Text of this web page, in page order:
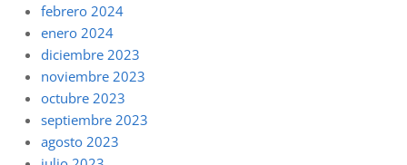
febrero 2024
enero 2024
diciembre 2023
noviembre 2023
octubre 2023
septiembre 2023
agosto 2023